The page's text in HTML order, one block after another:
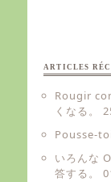
ARTICLES
Rougir
くなる。
Pousse-
いろんな
答する。